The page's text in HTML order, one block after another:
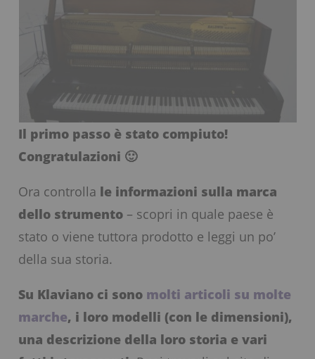
Il primo passo è stato compiuto!
Congratulazioni 🙂
Ora controlla le informazioni sulla marca
dello strumento – scopri in quale paese è
stato o viene tuttora prodotto e leggi un po’
della sua storia.
Su Klaviano ci sono molti articoli su molte
marche, i loro modelli (con le dimensioni),
una descrizione della loro storia e vari